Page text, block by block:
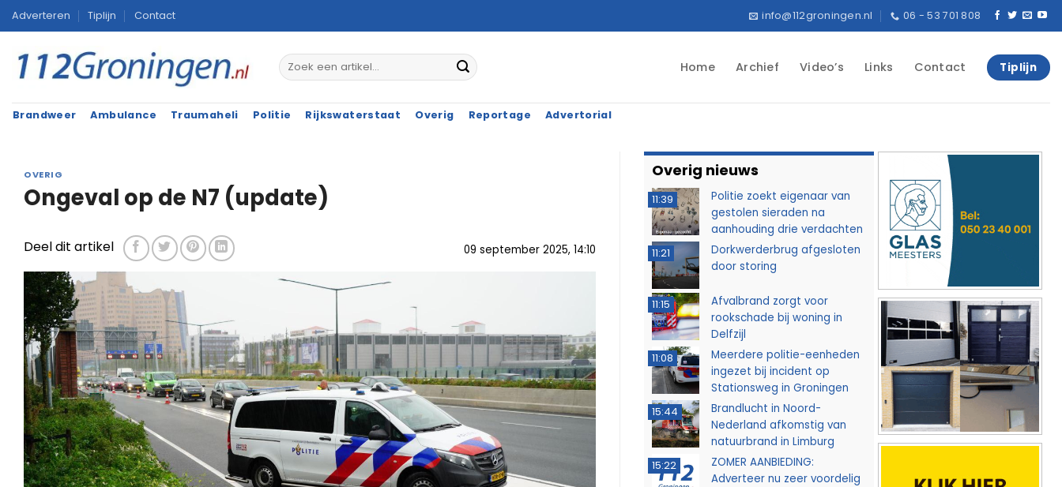
Ga
naar
inhoud
Adverteren Tiplijn Contact info@112groningen.nl 06 - 53 701 808
Home Archief Video’s Links Contact Tiplijn
Brandweer Ambulance Traumaheli Politie Rijkswaterstaat Overig Reportage Advertorial
OVERIG
Ongeval op de N7 (update)
09 september 2025, 14:10
Deel dit artikel
Overig nieuws
11:39
Politie zoekt eigenaar van
gestolen sieraden na
aanhouding drie verdachten
11:21
Dorkwerderbrug afgesloten
door storing
11:15
Afvalbrand zorgt voor
rookschade bij woning in
Delfzijl
11:08
Meerdere politie-eenheden
ingezet bij incident op
Stationsweg in Groningen
15:44
Brandlucht in Noord-
Nederland afkomstig van
natuurbrand in Limburg
15:22
ZOMER AANBIEDING:
Adverteer nu zeer voordelig